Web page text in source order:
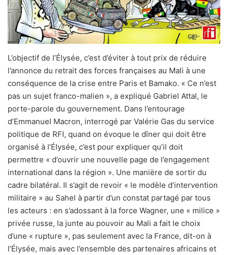
L’objectif de l’Élysée, c’est d’éviter à tout prix de réduire
l’annonce du retrait des forces françaises au Mali à une
conséquence de la crise entre Paris et Bamako. « Ce n’est
pas un sujet franco-malien », a expliqué Gabriel Attal, le
porte-parole du gouvernement. Dans l’entourage
d’Emmanuel Macron, interrogé par Valérie Gas du service
politique de RFI, quand on évoque le dîner qui doit être
organisé à l’Élysée, c’est pour expliquer qu’il doit
permettre « d’ouvrir une nouvelle page de l’engagement
international dans la région ». Une manière de sortir du
cadre bilatéral. Il s’agit de revoir « le modèle d’intervention
militaire » au Sahel à partir d’un constat partagé par tous
les acteurs : en s’adossant à la force Wagner, une « milice »
privée russe, la junte au pouvoir au Mali a fait le choix
d’une « rupture », pas seulement avec la France, dit-on à
l’Élysée, mais avec l’ensemble des partenaires africains et